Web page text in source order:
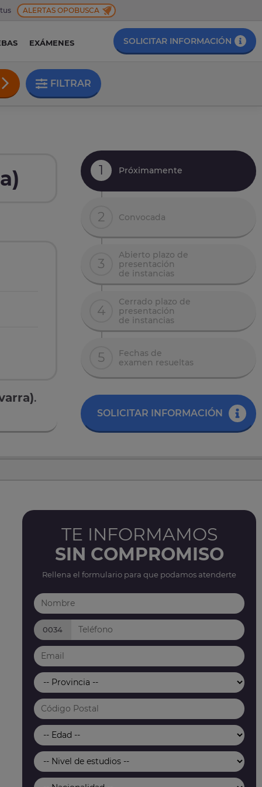
ALERTAS OPOBUSCA
EXÁMENES SOLICITAR INFORMACIÓN
FILTRAR
.
1 Próximamente
2 Convocada
3
Abierto plazo de
presentación
de instancias
4
Cerrado plazo de
presentación
de instancias
5
Fechas de
examen resueltas
SOLICITAR INFORMACIÓN
TE INFORMAMOS
SIN COMPROMISO
Rellena el formulario para que podamos atenderte
0034